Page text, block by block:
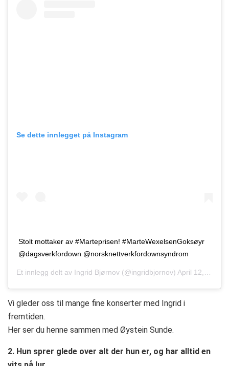
Se dette innlegget på Instagram
Stolt mottaker av #Marteprisen! #MarteWexelsenGoksøyr
@dagsverkfordown @norsknettverkfordownsyndrom
Et innlegg delt av Ingrid Bjørnov (@ingridbjornov) April 12, 2018 kl. 10:18 PDT
Vi gleder oss til mange fine konserter med Ingrid i
fremtiden.
Her ser du henne sammen med Øystein Sunde.
2. Hun sprer glede over alt der hun er, og har alltid en